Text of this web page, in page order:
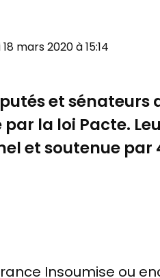
mars 2020 à 15:14
et sénateurs
la loi Pacte.
et soutenue par
Insoumise ou